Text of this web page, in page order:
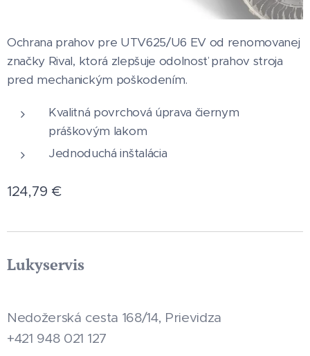
Ochrana prahov pre UTV625/U6 EV od renomovanej
značky Rival, ktorá zlepšuje odolnosť prahov stroja
pred mechanickým poškodením.
Kvalitná povrchová úprava čiernym
práškovým lakom
Jednoduchá inštalácia
124,79 €
Lukyservis
Nedožerská cesta 168/14, Prievidza
+421 948 021 127